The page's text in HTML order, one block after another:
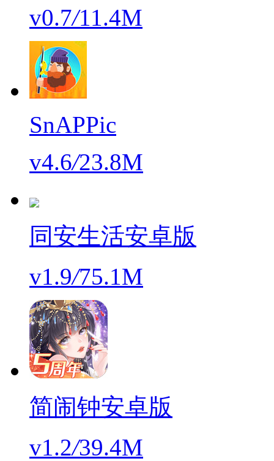
v0.7/11.4M
SnAPPic
v4.6/23.8M
同安生活安卓版
v1.9/75.1M
简闹钟安卓版
v1.2/39.4M